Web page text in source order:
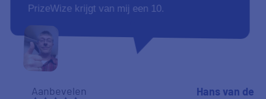
PrizeWize krijgt van mij een 10.
Aanbevelen
Hans van de